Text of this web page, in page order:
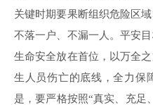
关键时期要果断组织危险区
不落一户、不漏一人。平安
生命安全放在首位，以万全
生人员伤亡的底线，全力保
是，要严格按照“真实、充足